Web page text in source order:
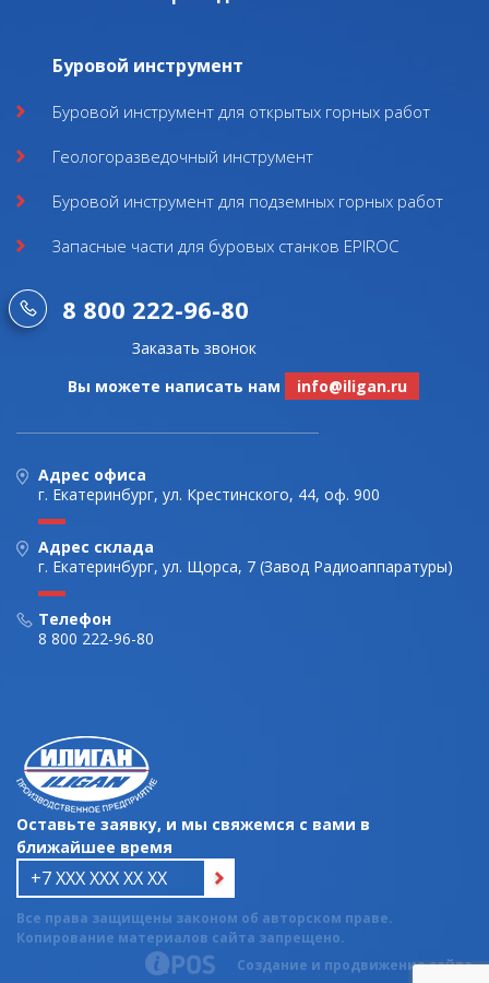
Буровой инструмент
Буровой инструмент для открытых горных работ
Геологоразведочный инструмент
Буровой инструмент для подземных горных работ
Запасные части для буровых станков EPIROC
8 800 222-96-80
Заказать звонок
Вы можете написать нам
info@iligan.ru
Адрес офиса
г. Екатеринбург, ул. Крестинского, 44, оф. 900
Адрес склада
г. Екатеринбург, ул. Щорса, 7 (Завод Радиоаппаратуры)
Телефон
8 800 222-96-80
Оставьте заявку, и мы свяжемся с вами в
ближайшее время
Все права защищены законом об авторском праве.
Копирование материалов сайта запрещено.
Создание и продвижение сайта